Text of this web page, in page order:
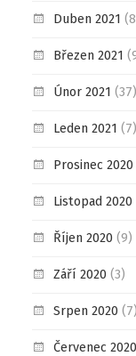
Duben 2021
Březen 2021
Únor 2021 (37)
Leden 2021 (7)
Prosinec 2020
Listopad 2020
Říjen 2020 (9)
Září 2020 (3)
Srpen 2020 (7)
Červenec 2020